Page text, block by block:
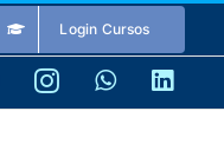
Login Cursos
InstagramWhatsApp